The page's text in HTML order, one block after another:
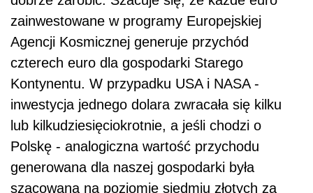
zainwestowane w programy Europejskiej
Agencji Kosmicznej generuje przychód
czterech euro dla gospodarki Starego
Kontynentu. W przypadku USA i NASA -
inwestycja jednego dolara zwracała się kilku
lub kilkudziesięciokrotnie, a jeśli chodzi o
Polskę - analogiczna wartość przychodu
generowana dla naszej gospodarki była
szacowana na poziomie siedmiu złotych za